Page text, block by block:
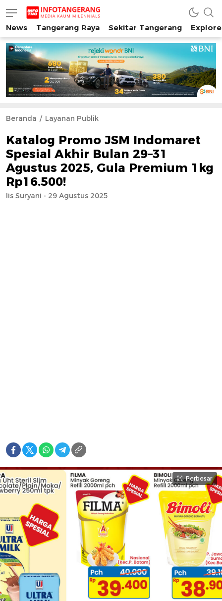
INFO TANGERANG
Media Kaum Millenials Tangerang Raya
News Tangerang Raya Sekitar Tangerang
Beranda Layanan Publik
Katalog Promo JSM Indomaret
Spesial Akhir Bulan 29–31
Agustus 2025, Gula Premium 1kg
Rp16.500!
Iis Suryani - 29 Agustus 2025
Perbesar